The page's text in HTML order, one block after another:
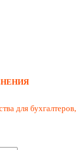
для бухгалтеров,